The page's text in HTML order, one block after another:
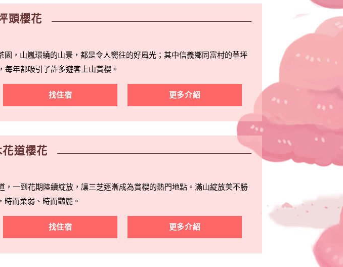
頭櫻花
，山嵐環繞的山景，都是令人嚮往的好風光；其中信義鄉同富村的草坪
年都吸引了許多遊客上山賞櫻。
更多介紹
找住宿
道櫻花
一到花期陸續綻放，讓三芝逐漸成為賞櫻的熱門地點。滿山綻放美不勝
而柔弱、時而豔麗。
更多介紹
找住宿